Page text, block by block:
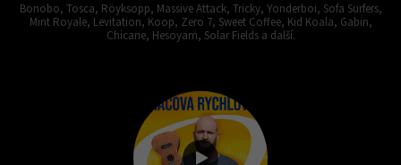
Bonobo, Tosca, Röyksopp, Massive Attack, Tricky, Yonderboi, Sofa Surfers,
Mint Royale, Levitation, Koop, Zero 7, Sweet Coffee, Kid Koala, Gabin,
Chicane, Hesoyam, Solar Fields a další.